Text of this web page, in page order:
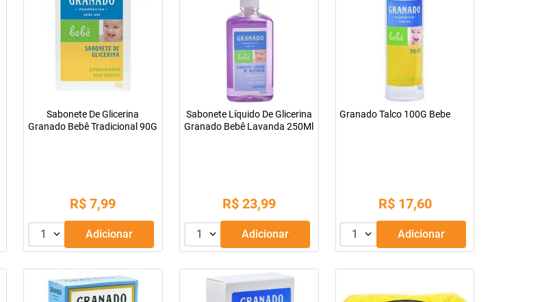
Sabonete De Glicerina
Granado Bebê Tradicional 90G
R$ 7,99
1 Adicionar
Sabonete Líquido De Glicerina
Granado Bebê Lavanda 250Ml
R$ 23,99
1 Adicionar
Granado Talco 100G Bebe
R$ 17,60
1 Adicionar